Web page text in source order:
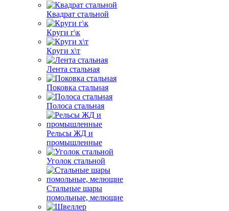
Квадрат стальной
Круги г\к
Круги х\т
Лента стальная
Поковка стальная
Полоса стальная
Рельсы ЖД и
промышленные
Уголок стальной
Стальные шары
помольные, мелющие